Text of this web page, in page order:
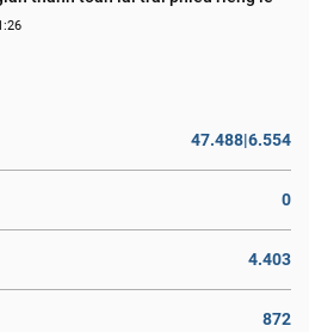
47.488|6.554
0
4.403
872